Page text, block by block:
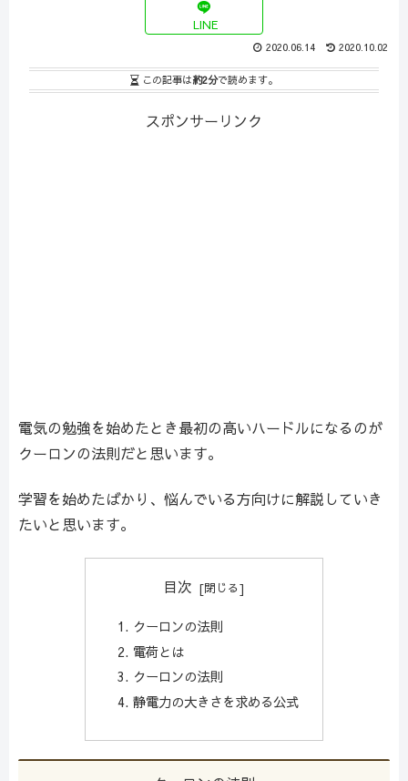
LINE
2020.10.02
2020.06.14
この記事は約2分で読めます。
スポンサーリンク
電気の勉強を始めたとき最初の高いハードルになるのが
クーロンの法則だと思います。
学習を始めたばかり、悩んでいる方向けに解説していき
たいと思います。
目次
クーロンの法則
電荷とは
クーロンの法則
静電力の大きさを求める公式